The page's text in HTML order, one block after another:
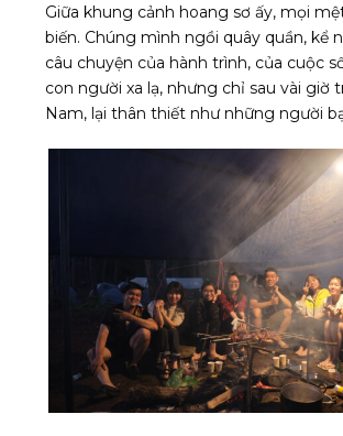
Giữa khung cảnh hoang sơ ấy, mọi
biến. Chúng mình ngồi quây quần, kể
câu chuyện của hành trình, của cuộc
con người xa lạ, nhưng chỉ sau vài giờ
Nam, lại thân thiết như những người